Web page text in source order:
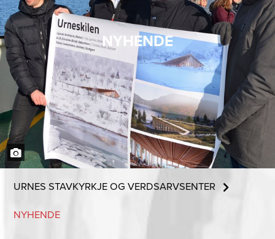
NYHENDE
URNES STAVKYRKJE OG VERDSARVSENTER
NYHENDE